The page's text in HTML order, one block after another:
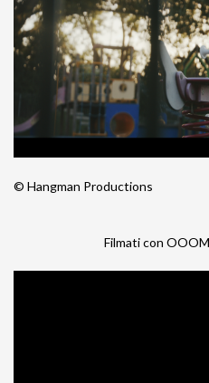
© Hangman Productions
Filmati con